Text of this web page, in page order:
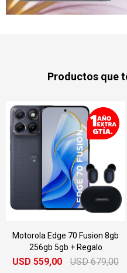
Productos que
70 Fusion 8gb
+ Regalo
USD 679,00
Xiaomi
USD 569,00